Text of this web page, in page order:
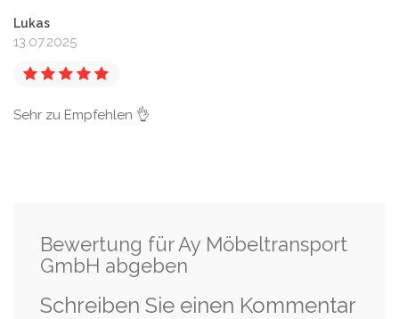
Lukas
13.07.2025
Sehr zu Empfehlen 👌
Bewertung für Ay Möbeltransport
GmbH abgeben
Schreiben Sie einen Kommentar